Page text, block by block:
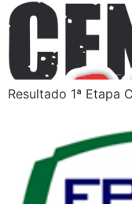
Resultado 1ª Etapa